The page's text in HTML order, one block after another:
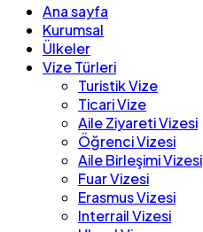
Ana sayfa
Kurumsal
Ülkeler
Vize Türleri
Turistik Vize
Ticari Vize
Aile Ziyareti Vizesi
Öğrenci Vizesi
Aile Birleşimi Vizesi
Fuar Vizesi
Erasmus Vizesi
Interrail Vizesi